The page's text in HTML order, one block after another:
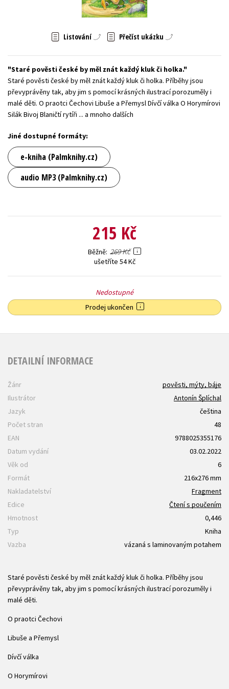
Zahraniční literatura
Všechny tituly
Listování Přečíst ukázku
Staré pověsti české by měl znát každý kluk či holka.
Staré pověsti české by měl znát každý kluk či holka. Příběhy jsou
převyprávěny tak, aby jim s pomocí krásných ilustrací porozuměly i
malé děti. O praotci Čechovi Libuše a Přemysl Dívčí válka O Horymírovi
Silák Bivoj Blaničtí rytíři ... a mnoho dalších
Jiné dostupné formáty:
e-kniha (Palmknihy.cz)
audio MP3 (Palmknihy.cz)
215 Kč
Běžně 269 Kč
ušetříte 54 Kč
Nedostupné
Prodej ukončen
DETAILNÍ INFORMACE
Žánr
pověsti, mýty, báje
Ilustrátor
Antonín Šplíchal
Jazyk
čeština
Počet stran
48
EAN
9788025355176
Datum vydání
03.02.2022
Věk od
6
Formát
216x276 mm
Nakladatelství
Fragment
Edice
Čtení s poučením
Hmotnost
0,446
Typ
Kniha
Vazba
vázaná s laminovaným potahem
Staré pověsti české by měl znát každý kluk či holka. Příběhy jsou
převyprávěny tak, aby jim s pomocí krásných ilustrací porozuměly i
malé děti.
O praotci Čechovi
Libuše a Přemysl
Dívčí válka
O Horymírovi